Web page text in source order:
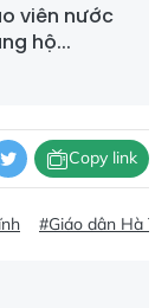
viên nước
hộ...
Copy link
#Giáo dân Hà